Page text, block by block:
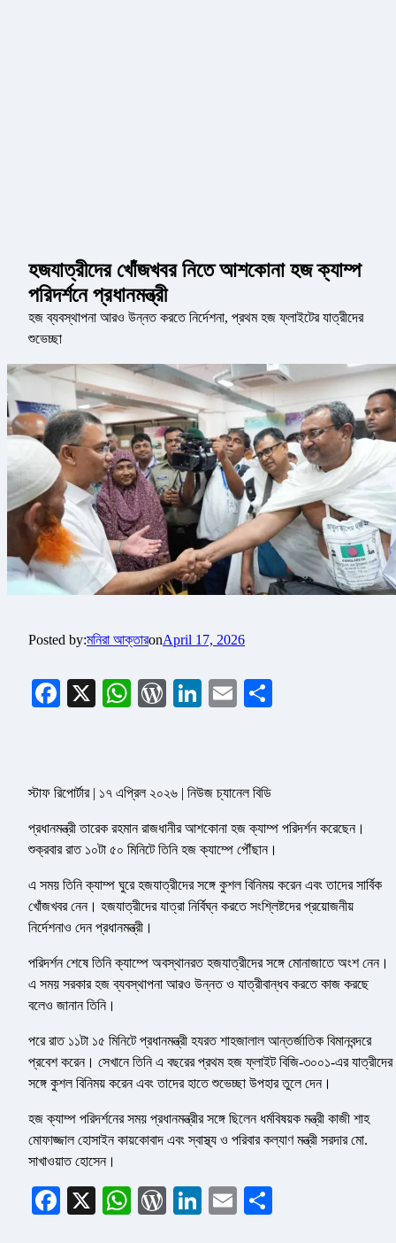
হজযাত্রীদের খোঁজখবর নিতে আশকোনা হজ ক্যাম্প
পরিদর্শনে প্রধানমন্ত্রী
হজ ব্যবস্থাপনা আরও উন্নত করতে নির্দেশনা, প্রথম হজ ফ্লাইটের যাত্রীদের
শুভেচ্ছা
Posted by:মনিরা আক্তারonApril 17, 2026
Facebook
X WhatsApp
WordPress
LinkedIn
Email
স্টাফ রিপোর্টার | ১৭ এপ্রিল ২০২৬ | নিউজ চ্যানেল বিডি
প্রধানমন্ত্রী তারেক রহমান রাজধানীর আশকোনা হজ ক্যাম্প পরিদর্শন করেছেন।
শুক্রবার রাত ১০টা ৫০ মিনিটে তিনি হজ ক্যাম্পে পৌঁছান।
এ সময় তিনি ক্যাম্প ঘুরে হজযাত্রীদের সঙ্গে কুশল বিনিময় করেন এবং তাদের সার্বিক
খোঁজখবর নেন। হজযাত্রীদের যাত্রা নির্বিঘ্ন করতে সংশ্লিষ্টদের প্রয়োজনীয়
নির্দেশনাও দেন প্রধানমন্ত্রী।
পরিদর্শন শেষে তিনি ক্যাম্পে অবস্থানরত হজযাত্রীদের সঙ্গে মোনাজাতে অংশ নেন।
এ সময় সরকার হজ ব্যবস্থাপনা আরও উন্নত ও যাত্রীবান্ধব করতে কাজ করছে
বলেও জানান তিনি।
পরে রাত ১১টা ১৫ মিনিটে প্রধানমন্ত্রী হযরত শাহজালাল আন্তর্জাতিক বিমানবন্দরে
প্রবেশ করেন। সেখানে তিনি এ বছরের প্রথম হজ ফ্লাইট বিজি-৩০০১-এর যাত্রীদের
সঙ্গে কুশল বিনিময় করেন এবং তাদের হাতে শুভেচ্ছা উপহার তুলে দেন।
হজ ক্যাম্প পরিদর্শনের সময় প্রধানমন্ত্রীর সঙ্গে ছিলেন ধর্মবিষয়ক মন্ত্রী কাজী শাহ
মোফাজ্জাল হোসাইন কায়কোবাদ এবং স্বাস্থ্য ও পরিবার কল্যাণ মন্ত্রী সরদার মো.
সাখাওয়াত হোসেন।
Facebook
X WhatsApp
WordPress
LinkedIn
Email